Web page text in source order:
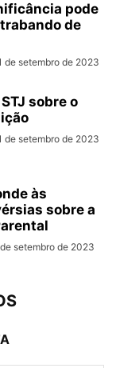
pode
de
de setembro de 2023
sobre o
de setembro de 2023
às
sobre a
setembro de 2023